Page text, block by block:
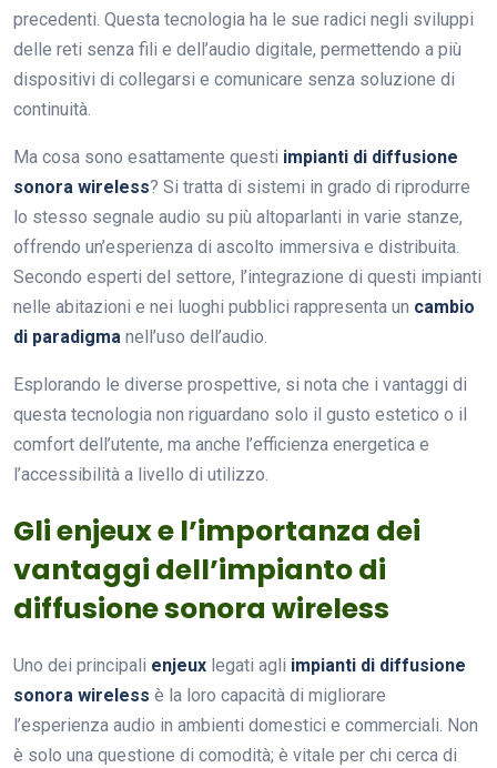
precedenti. Questa tecnologia ha le sue radici negli sviluppi
delle reti senza fili e dell’audio digitale, permettendo a più
dispositivi di collegarsi e comunicare senza soluzione di
continuità.
Ma cosa sono esattamente questi impianti di diffusione
sonora wireless? Si tratta di sistemi in grado di riprodurre
lo stesso segnale audio su più altoparlanti in varie stanze,
offrendo un’esperienza di ascolto immersiva e distribuita.
Secondo esperti del settore, l’integrazione di questi impianti
nelle abitazioni e nei luoghi pubblici rappresenta un cambio
di paradigma nell’uso dell’audio.
Esplorando le diverse prospettive, si nota che i vantaggi di
questa tecnologia non riguardano solo il gusto estetico o il
comfort dell’utente, ma anche l’efficienza energetica e
l’accessibilità a livello di utilizzo.
Gli enjeux e l’importanza dei
vantaggi dell’impianto di
diffusione sonora wireless
Uno dei principali enjeux legati agli impianti di diffusione
sonora wireless è la loro capacità di migliorare
l’esperienza audio in ambienti domestici e commerciali. Non
è solo una questione di comodità; è vitale per chi cerca di